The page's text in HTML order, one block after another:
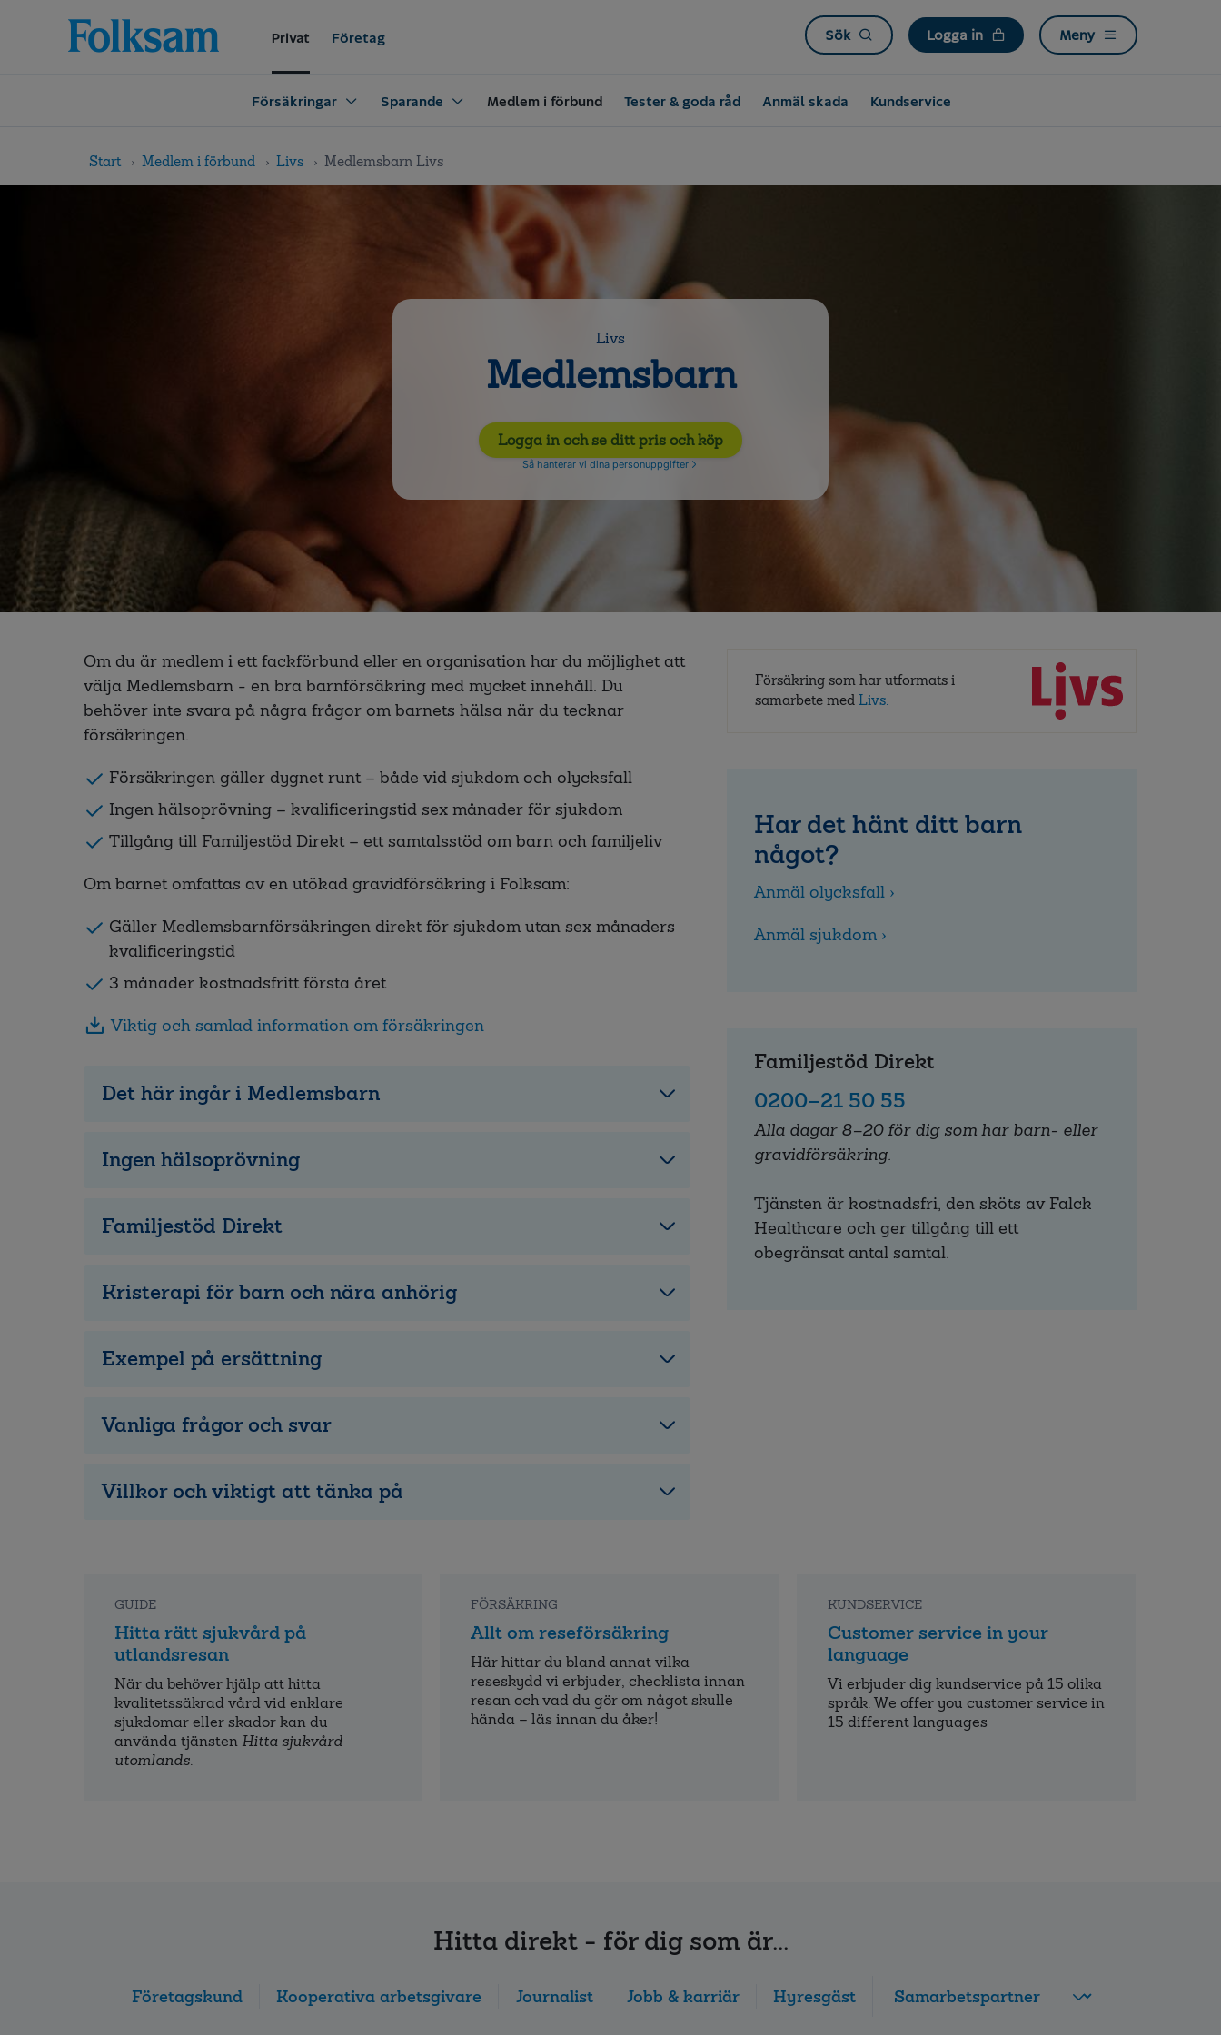
navigation
Privat Företag Sök Logga in Meny
Försäkringar Sparande Medlem i förbund Tester & goda råd Anmäl skada Kundservice
Start Medlem i förbund Livs Medlemsbarn Livs
Livs
Medlemsbarn
Logga in och se ditt pris och köp
Så hanterar vi dina personuppgifter
Om du är medlem i ett fackförbund eller en organisation har du möjlighet att
välja Medlemsbarn - en bra barnförsäkring med mycket innehåll. Du
behöver inte svara på några frågor om barnets hälsa när du tecknar
försäkringen.
Försäkringen gäller dygnet runt – både vid sjukdom och olycksfall
Ingen hälsoprövning – kvalificeringstid sex månader för sjukdom
Tillgång till Familjestöd Direkt – ett samtalsstöd om barn och familjeliv
Om barnet omfattas av en utökad gravidförsäkring i Folksam:
Gäller Medlemsbarnförsäkringen direkt för sjukdom utan sex månaders
kvalificeringstid
3 månader kostnadsfritt första året
Viktig och samlad information om försäkringen
Det här ingår i Medlemsbarn
Ingen hälsoprövning
Familjestöd Direkt
Kristerapi för barn och nära anhörig
Exempel på ersättning
Vanliga frågor och svar
Villkor och viktigt att tänka på
Försäkring som har utformats i
samarbete medLivs.
Har det hänt ditt barn
något?
Anmäl olycksfall ›
Anmäl sjukdom ›
Familjestöd Direkt
0200–21 50 55
Alla dagar 8–20 för dig som har barn- eller
gravidförsäkring.
Tjänsten är kostnadsfri, den sköts av Falck
Healthcare och ger tillgång till ett
obegränsat antal samtal.
GUIDE
Hitta rätt sjukvård på
utlandsresan
När du behöver hjälp att hitta
kvalitets­säkrad vård vid enklare
sjukdomar eller skador kan du
använda tjänsten Hitta sjukvård
utomlands.
FÖRSÄKRING
Allt om reseförsäkring
Här hittar du bland annat vilka
reseskydd vi erbjuder, checklista innan
resan och vad du gör om något skulle
hända – läs innan du åker!
KUNDSERVICE
Customer service in your
language
Vi erbjuder dig kundservice på 15 olika
språk. We offer you customer service in
15 different languages
Hitta direkt - för dig som är...
Företagskund Kooperativa arbetsgivare Journalist Jobb & karriär
Hyresgäst